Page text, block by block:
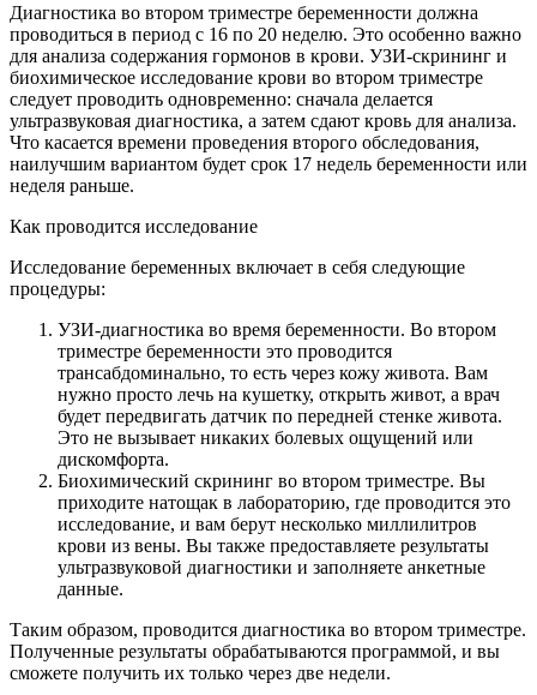
Диагностика во втором триместре беременности должна
проводиться в период с 16 по 20 неделю. Это особенно важно
для анализа содержания гормонов в крови. УЗИ-скрининг и
биохимическое исследование крови во втором триместре
следует проводить одновременно: сначала делается
ультразвуковая диагностика, а затем сдают кровь для анализа.
Что касается времени проведения второго обследования,
наилучшим вариантом будет срок 17 недель беременности или
неделя раньше.
Как проводится исследование
Исследование беременных включает в себя следующие
процедуры:
УЗИ-диагностика во время беременности. Во втором
триместре беременности это проводится
трансабдоминально, то есть через кожу живота. Вам
нужно просто лечь на кушетку, открыть живот, а врач
будет передвигать датчик по передней стенке живота.
Это не вызывает никаких болевых ощущений или
дискомфорта.
Биохимический скрининг во втором триместре. Вы
приходите натощак в лабораторию, где проводится это
исследование, и вам берут несколько миллилитров
крови из вены. Вы также предоставляете результаты
ультразвуковой диагностики и заполняете анкетные
данные.
Таким образом, проводится диагностика во втором триместре.
Полученные результаты обрабатываются программой, и вы
сможете получить их только через две недели.